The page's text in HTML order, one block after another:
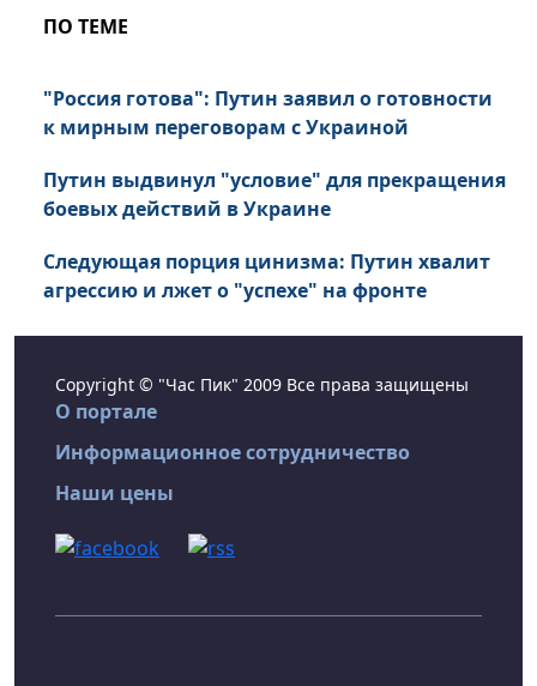
ПО ТЕМЕ
"Россия готова": Путин заявил о готовности
к мирным переговорам с Украиной
Путин выдвинул "условие" для прекращения
боевых действий в Украине
Следующая порция цинизма: Путин хвалит
агрессию и лжет о "успехе" на фронте
Copyright © "Час Пик" 2009 Все права защищены
О портале
Информационное сотрудничество
Наши цены